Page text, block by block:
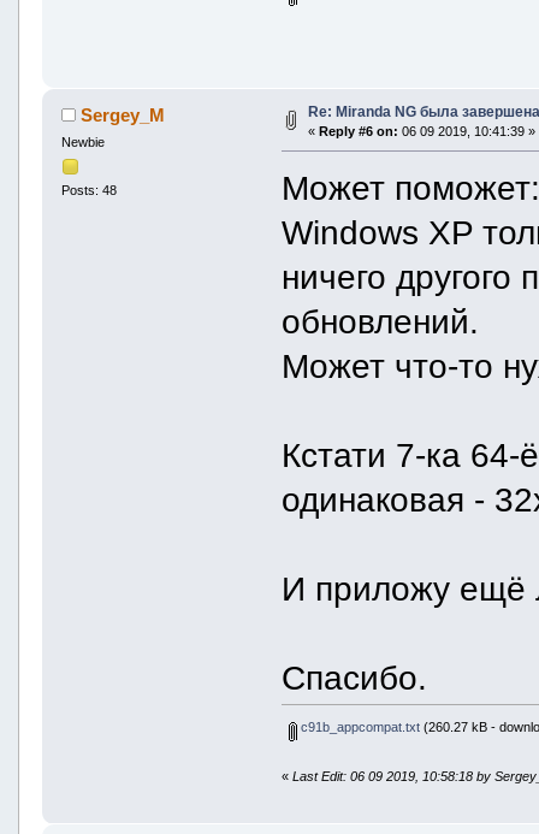
Sergey_M
Newbie
Posts: 48
Re: Miranda NG была
« Reply #6 on: 06 09 2019, 10:41:39 »
Может
Windows XP
ничего
обновлений.
Может что-то
Кстати 7-ка
одинаковая -
И приложу ещё
Спасибо.
c91b_appcompat.txt(260.27 kB -
«Last Edit: 06 09 2019, 10:58:18 by